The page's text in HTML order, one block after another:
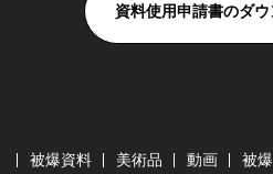
資料使用申請書のダ
被爆資料 美術品 動画 被